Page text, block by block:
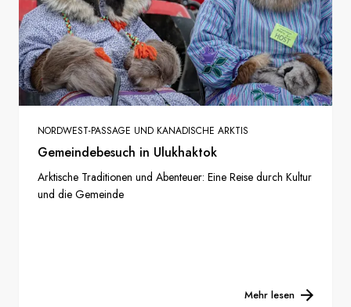
NORDWEST-PASSAGE UND KANADISCHE ARKTIS
Gemeindebesuch in Ulukhaktok
Arktische Traditionen und Abenteuer: Eine Reise durch Kultur
und die Gemeinde
Mehr lesen